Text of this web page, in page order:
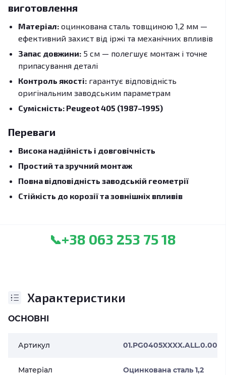
виготовлення
Матеріал: оцинкована сталь товщиною 1,2 мм —
ефективний захист від іржі та механічних впливів
Запас довжини: 5 см — полегшує монтаж і точне
припасування деталі
Контроль якості: гарантує відповідність
оригінальним заводським параметрам
Сумісність: Peugeot 405 (1987–1995)
Переваги
Висока надійність і довговічність
Простий та зручний монтаж
Повна відповідність заводській геометрії
Стійкість до корозії та зовнішніх впливів
📞+38 063 253 75 18
Характеристики
ОСНОВНІ
Артикул 01.PG0405XXXX.ALL.0.00
Матеріал
Оцинкована сталь 1,2